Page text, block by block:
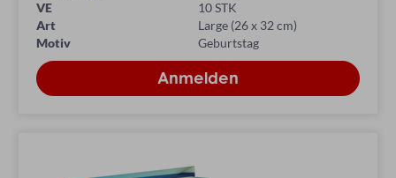
VE
10 STK
Art
Large (26 x 32 cm)
Motiv
Geburtstag